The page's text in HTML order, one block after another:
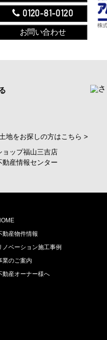
0120-81-0120
お問い合わせ
地をお探しの方はこちら >
ョップ福山三吉店
動産情報センター
動産物件情報
ノベーション施工事例
業のご案内
動産オーナー様へ